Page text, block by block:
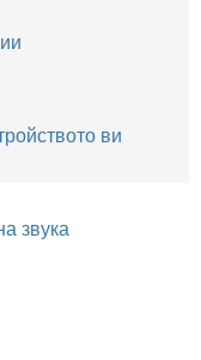
ви
звука